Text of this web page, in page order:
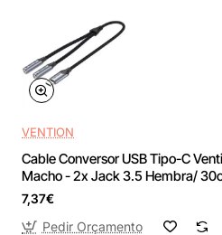
VENTION
Cable Conversor USB Tipo-C
Macho - 2x Jack 3.5 Hembra/
7,37€
Pedir Orçamento